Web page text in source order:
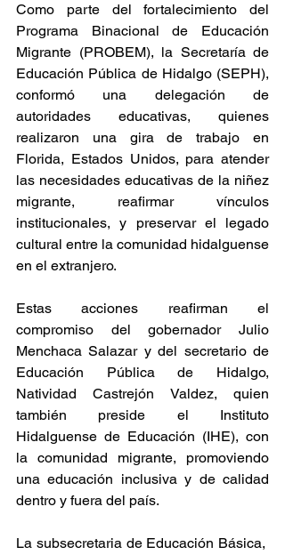
Como parte del fortalecimiento del
Programa Binacional de Educación
Migrante (PROBEM), la Secretaría de
Educación Pública de Hidalgo (SEPH),
conformó una delegación de
autoridades educativas, quienes
realizaron una gira de trabajo en
Florida, Estados Unidos, para atender
las necesidades educativas de la niñez
migrante, reafirmar vínculos
institucionales, y preservar el legado
cultural entre la comunidad hidalguense
en el extranjero.
Estas acciones reafirman el
compromiso del gobernador Julio
Menchaca Salazar y del secretario de
Educación Pública de Hidalgo,
Natividad Castrejón Valdez, quien
también preside el Instituto
Hidalguense de Educación (IHE), con
la comunidad migrante, promoviendo
una educación inclusiva y de calidad
dentro y fuera del país.
La subsecretaria de Educación Básica,